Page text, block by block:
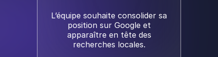
L’équipe souhaite consolider sa
position sur Google et
apparaître en tête des
recherches locales.